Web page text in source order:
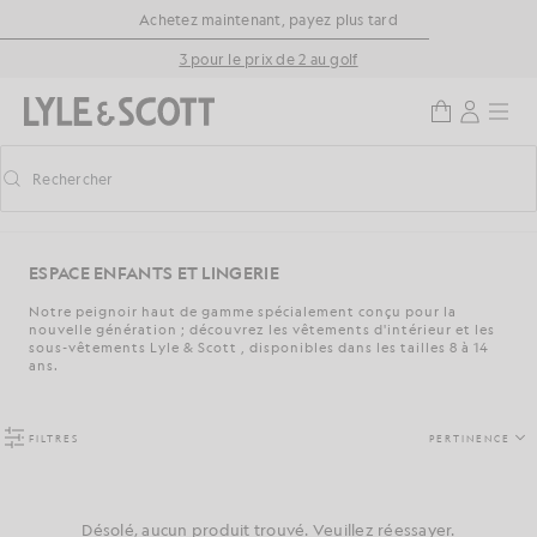
Aller directement au contenu principal
Informations sur l'accessibilité
Achetez maintenant, payez plus tard
3 pour le prix de 2 au golf
Activer/désactiver la recherche prédictive
Rechercher
ESPACE ENFANTS ET LINGERIE
Notre peignoir haut de gamme spécialement conçu pour la
nouvelle génération ; découvrez les vêtements d'intérieur et les
sous-vêtements Lyle & Scott , disponibles dans les tailles 8 à 14
ans.
FILTRES PERTINENCE
Désolé, aucun produit trouvé. Veuillez réessayer.